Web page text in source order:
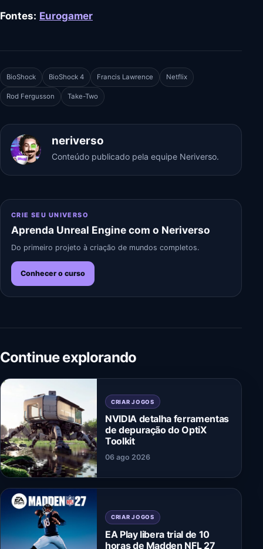
Fontes: Eurogamer
BioShock BioShock 4 Francis Lawrence Netflix
Rod Fergusson Take-Two
neriverso
Conteúdo publicado pela equipe Neriverso.
CRIE SEU UNIVERSO
Aprenda Unreal Engine com o Neriverso
Do primeiro projeto à criação de mundos completos.
Conhecer o curso
Continue explorando
CRIAR JOGOS
NVIDIA detalha ferramentas
de depuração do OptiX
Toolkit
06 ago 2026
CRIAR JOGOS
EA Play libera trial de 10
horas de Madden NFL 27